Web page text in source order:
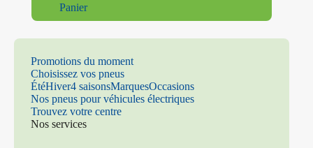
Panier
Promotions du moment
Choisissez vos pneus
ÉtéHiver4 saisonsMarquesOccasions
Nos pneus pour véhicules électriques
Trouvez votre centre
Nos services